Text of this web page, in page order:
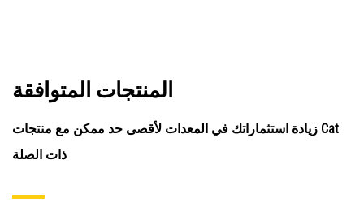
المنتجات المتوافقة
زيادة استثماراتك في المعدات لأقصى حد ممكن مع منتجات Cat
ذات الصلة